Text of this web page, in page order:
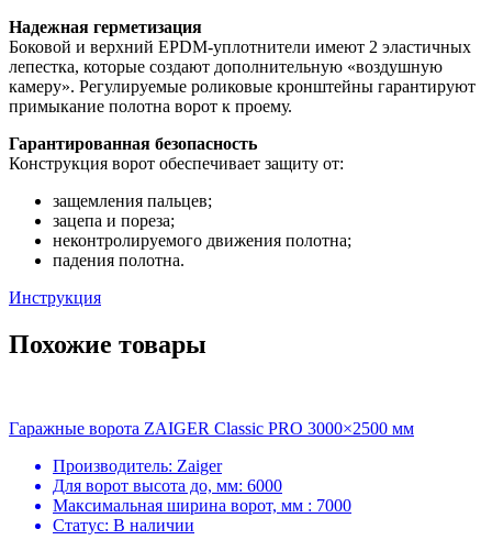
Надежная герметизация
Боковой и верхний EPDM-уплотнители имеют 2 эластичных
лепестка, которые создают дополнительную «воздушную
камеру». Регулируемые роликовые кронштейны гарантируют
примыкание полотна ворот к проему.
Гарантированная безопасность
Конструкция ворот обеспечивает защиту от:
защемления пальцев;
зацепа и пореза;
неконтролируемого движения полотна;
падения полотна.
Инструкция
Похожие товары
Гаражные ворота ZAIGER Classic PRO 3000×2500 мм
Производитель: Zaiger
Для ворот высота до, мм: 6000
Максимальная ширина ворот, мм : 7000
Статус: В наличии